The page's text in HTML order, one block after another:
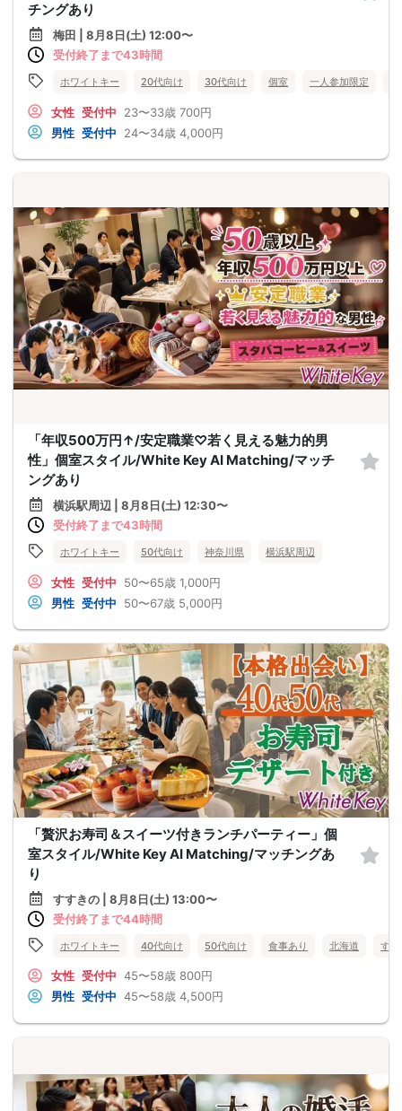
チングあり
梅田 | 8月8日(土) 12:00〜
受付終了まで43時間
ホワイトキー 20代向け 30代向け 個室 一人参加限定
女性 受付中 23〜33歳 700円
男性 受付中 24〜34歳 4,000円
「年収500万円↑/安定職業♡若く見える魅力的男
性」個室スタイル/White Key AI Matching/マッチ
ングあり
横浜駅周辺 | 8月8日(土) 12:30〜
受付終了まで43時間
ホワイトキー 50代向け 神奈川県 横浜駅周辺
女性 受付中 50〜65歳 1,000円
男性 受付中 50〜67歳 5,000円
「贅沢お寿司＆スイーツ付きランチパーティー」個
室スタイル/White Key AI Matching/マッチングあ
り
すすきの | 8月8日(土) 13:00〜
受付終了まで44時間
ホワイトキー 40代向け 50代向け 食事あり 北海道 す
女性 受付中 45〜58歳 800円
男性 受付中 45〜58歳 4,500円